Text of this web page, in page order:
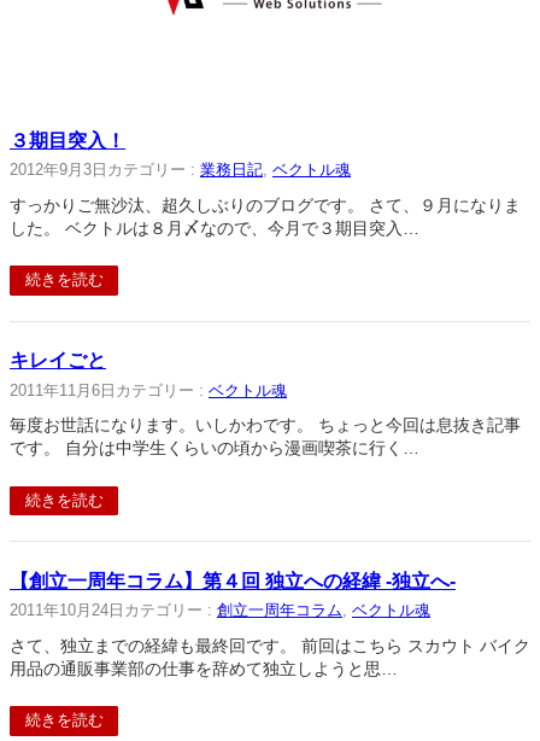
３期目突入！
2012年9月3日 カテゴリー : 業務日記, ベクトル魂
すっかりご無沙汰、超久しぶりのブログです。 さて、９月になりま
した。 ベクトルは８月〆なので、今月で３期目突入…
続きを読む
キレイごと
2011年11月6日 カテゴリー : ベクトル魂
毎度お世話になります。いしかわです。 ちょっと今回は息抜き記事
です。 自分は中学生くらいの頃から漫画喫茶に行く…
続きを読む
【創立一周年コラム】第４回 独立への経緯 -独立へ-
2011年10月24日 カテゴリー : 創立一周年コラム, ベクトル魂
さて、独立までの経緯も最終回です。 前回はこちら スカウト バイク
用品の通販事業部の仕事を辞めて独立しようと思…
続きを読む